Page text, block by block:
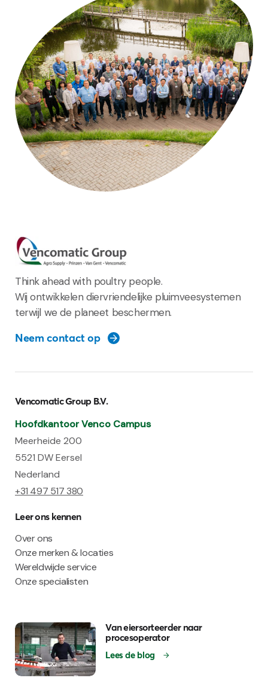
Think ahead with poultry people.
Wij ontwikkelen diervriendelijke pluimveesystemen
terwijl we de planeet beschermen.
Neem contact op
Vencomatic Group B.V.
Hoofdkantoor Venco Campus
Meerheide 200
5521 DW Eersel
Nederland
+31 497 517 380
Leer ons kennen
Over ons
Onze merken & locaties
Wereldwijde service
Onze specialisten
Van eiersorteerder naar
procesoperator
Lees de blog